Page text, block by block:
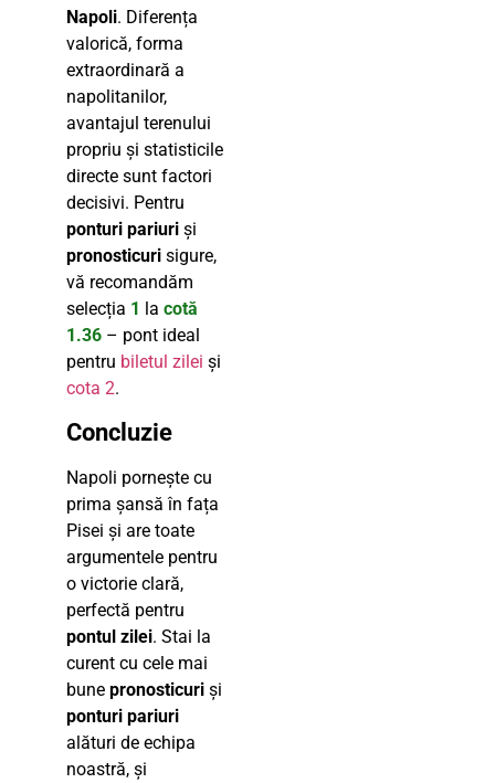
Napoli. Diferența
valorică, forma
extraordinară a
napolitanilor,
avantajul terenului
propriu și statisticile
directe sunt factori
decisivi. Pentru
ponturi pariuri și
pronosticuri sigure,
vă recomandăm
selecția 1 la cotă
1.36 – pont ideal
pentru biletul zilei și
cota 2.
Concluzie
Napoli pornește cu
prima șansă în fața
Pisei și are toate
argumentele pentru
o victorie clară,
perfectă pentru
pontul zilei. Stai la
curent cu cele mai
bune pronosticuri și
ponturi pariuri
alături de echipa
noastră, și